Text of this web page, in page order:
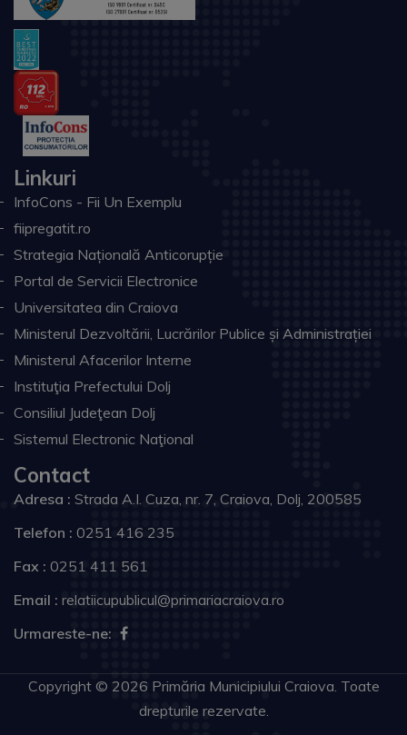
Linkuri
InfoCons - Fii Un Exemplu
fiipregatit.ro
Strategia Națională Anticorupție
Portal de Servicii Electronice
Universitatea din Craiova
Ministerul Dezvoltării, Lucrărilor Publice și Administrației
Ministerul Afacerilor Interne
Instituţia Prefectului Dolj
Consiliul Judeţean Dolj
Sistemul Electronic Naţional
Contact
Adresa : Strada A.I. Cuza, nr. 7, Craiova, Dolj, 200585
Telefon : 0251 416 235
Fax : 0251 411 561
Email : relatiicupublicul@primariacraiova.ro
Urmareste-ne:
Copyright © 2026 Primăria Municipiului Craiova. Toate
drepturile rezervate.